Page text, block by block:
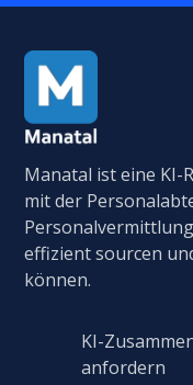
Manatal ist eine KI-
mit der
effizient sourcen
können.
KI-
anfordern